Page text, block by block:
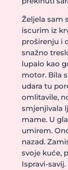
Željela sam
iscurim iz
proširenju i
snažno
lupalo kao
motor. Bila
udara tu
omlitavile,
smjenjivala
mame. U
umirem.
nazad.
svoje kuće,
Ispravi-